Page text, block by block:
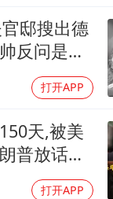
邸搜出德
反问是否
打开APP
天,被美
普放话：
打开APP